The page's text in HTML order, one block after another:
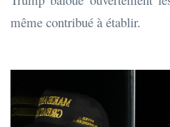
même contribué à établir.